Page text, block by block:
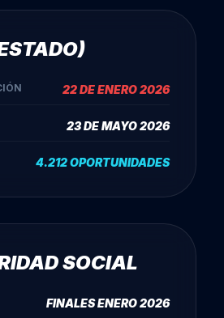
22 DE ENERO 2026
23 DE MAYO 2026
4.212 OPORTUNIDADES
SOCIAL
FINALES ENERO 2026